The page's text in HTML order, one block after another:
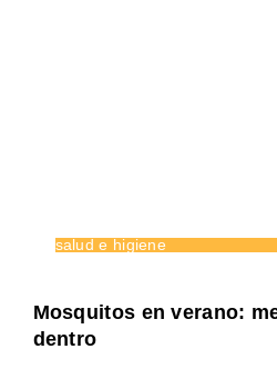
salud e higiene
Mosquitos en verano:
dentro